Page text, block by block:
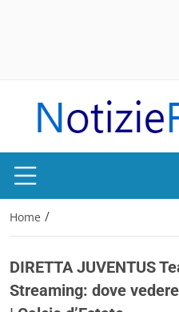
Home /
DIRETTA JUVENTUS
Streaming: dove